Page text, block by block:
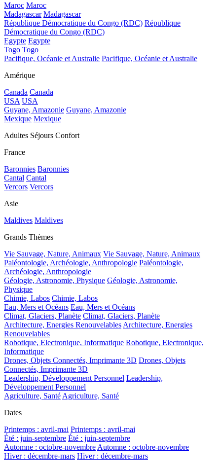
Maroc Maroc
Madagascar Madagascar
République Démocratique du Congo (RDC) République
Démocratique du Congo (RDC)
Egypte Egypte
Togo Togo
Pacifique, Océanie et Australie Pacifique, Océanie et Australie
Amérique
Canada Canada
USA USA
Guyane, Amazonie Guyane, Amazonie
Mexique Mexique
Adultes Séjours Confort
France
Baronnies Baronnies
Cantal Cantal
Vercors Vercors
Asie
Maldives Maldives
Grands Thèmes
Vie Sauvage, Nature, Animaux Vie Sauvage, Nature, Animaux
Paléontologie, Archéologie, Anthropologie Paléontologie,
Archéologie, Anthropologie
Géologie, Astronomie, Physique Géologie, Astronomie,
Physique
Chimie, Labos Chimie, Labos
Eau, Mers et Océans Eau, Mers et Océans
Climat, Glaciers, Planète Climat, Glaciers, Planète
Architecture, Energies Renouvelables Architecture, Energies
Renouvelables
Robotique, Electronique, Informatique Robotique, Electronique,
Informatique
Drones, Objets Connectés, Imprimante 3D Drones, Objets
Connectés, Imprimante 3D
Leadership, Développement Personnel Leadership,
Développement Personnel
Agriculture, Santé Agriculture, Santé
Dates
Printemps : avril-mai Printemps : avril-mai
Été : juin-septembre Été : juin-septembre
Automne : octobre-novembre Automne : octobre-novembre
Hiver : décembre-mars Hiver : décembre-mars